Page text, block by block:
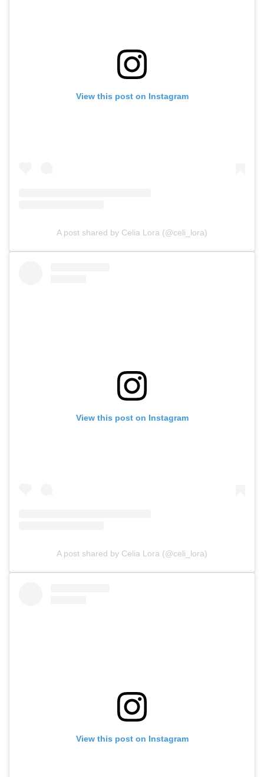
View this post on Instagram
A post shared by Celia Lora (@celi_lora)
View this post on Instagram
A post shared by Celia Lora (@celi_lora)
View this post on Instagram